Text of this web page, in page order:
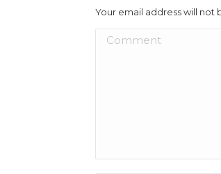
Your email address will
Comment